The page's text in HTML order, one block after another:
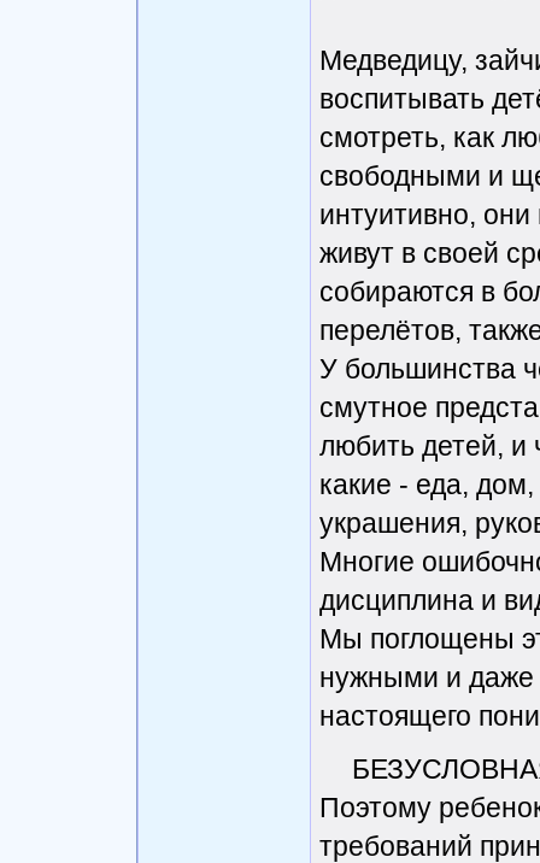
Медведицу,
воспитывать
смотреть, как
свободными и
интуитивно,
живут в своей
собираются в
перелётов,
У большинства
смутное
любить детей, и
какие - еда,
украшения,
Многие
дисциплина и
Мы поглощены
нужными и даже
настоящего
Поэтому
требований